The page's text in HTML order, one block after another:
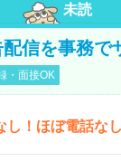
未読
信を事務
・面接OK
！ほぼ電話な